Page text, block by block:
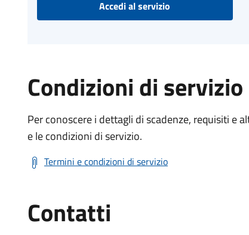
Accedi al servizio
Condizioni di servizio
Per conoscere i dettagli di scadenze, requisiti e
e le condizioni di servizio.
Termini e condizioni di servizio
Contatti